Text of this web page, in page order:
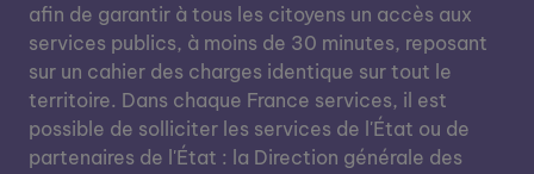
afin de garantir à tous les citoyens un accès aux
services publics, à moins de 30 minutes, reposant
sur un cahier des charges identique sur tout le
territoire. Dans chaque France services, il est
possible de solliciter les services de l'État ou de
partenaires de l'État : la Direction générale des